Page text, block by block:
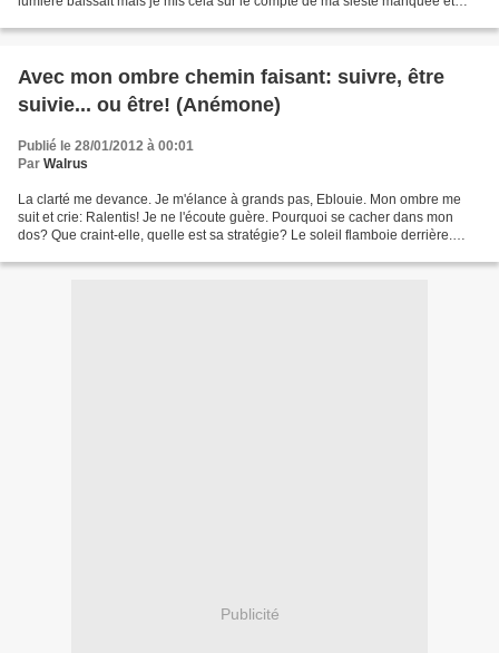
Avec mon ombre chemin faisant: suivre, être
suivie... ou être! (Anémone)
Publié le 28/01/2012 à 00:01
Par Walrus
La clarté me devance. Je m'élance à grands pas, Eblouie. Mon ombre me
suit et crie: Ralentis! Je ne l'écoute guère. Pourquoi se cacher dans mon
dos? Que craint-elle, quelle est sa stratégie? Le soleil flamboie derrière.
Publicité